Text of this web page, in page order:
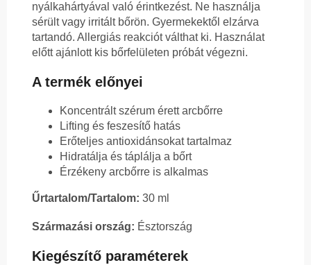
nyálkahártyával való érintkezést. Ne használja
sérült vagy irritált bőrön. Gyermekektől elzárva
tartandó. Allergiás reakciót válthat ki. Használat
előtt ajánlott kis bőrfelületen próbát végezni.
A termék előnyei
Koncentrált szérum érett arcbőrre
Lifting és feszesítő hatás
Erőteljes antioxidánsokat tartalmaz
Hidratálja és táplálja a bőrt
Érzékeny arcbőrre is alkalmas
Űrtartalom/Tartalom: 30 ml
Származási ország: Észtország
Kiegészítő paraméterek